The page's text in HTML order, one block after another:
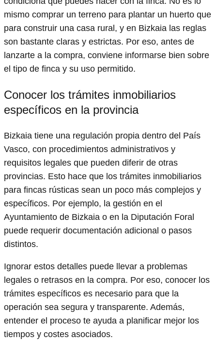
mismo comprar un terreno para plantar un huerto que
para construir una casa rural, y en Bizkaia las reglas
son bastante claras y estrictas. Por eso, antes de
lanzarte a la compra, conviene informarse bien sobre
el tipo de finca y su uso permitido.
Conocer los trámites inmobiliarios
específicos en la provincia
Bizkaia tiene una regulación propia dentro del País
Vasco, con procedimientos administrativos y
requisitos legales que pueden diferir de otras
provincias. Esto hace que los trámites inmobiliarios
para fincas rústicas sean un poco más complejos y
específicos. Por ejemplo, la gestión en el
Ayuntamiento de Bizkaia o en la Diputación Foral
puede requerir documentación adicional o pasos
distintos.
Ignorar estos detalles puede llevar a problemas
legales o retrasos en la compra. Por eso, conocer los
trámites específicos es necesario para que la
operación sea segura y transparente. Además,
entender el proceso te ayuda a planificar mejor los
tiempos y costes asociados.